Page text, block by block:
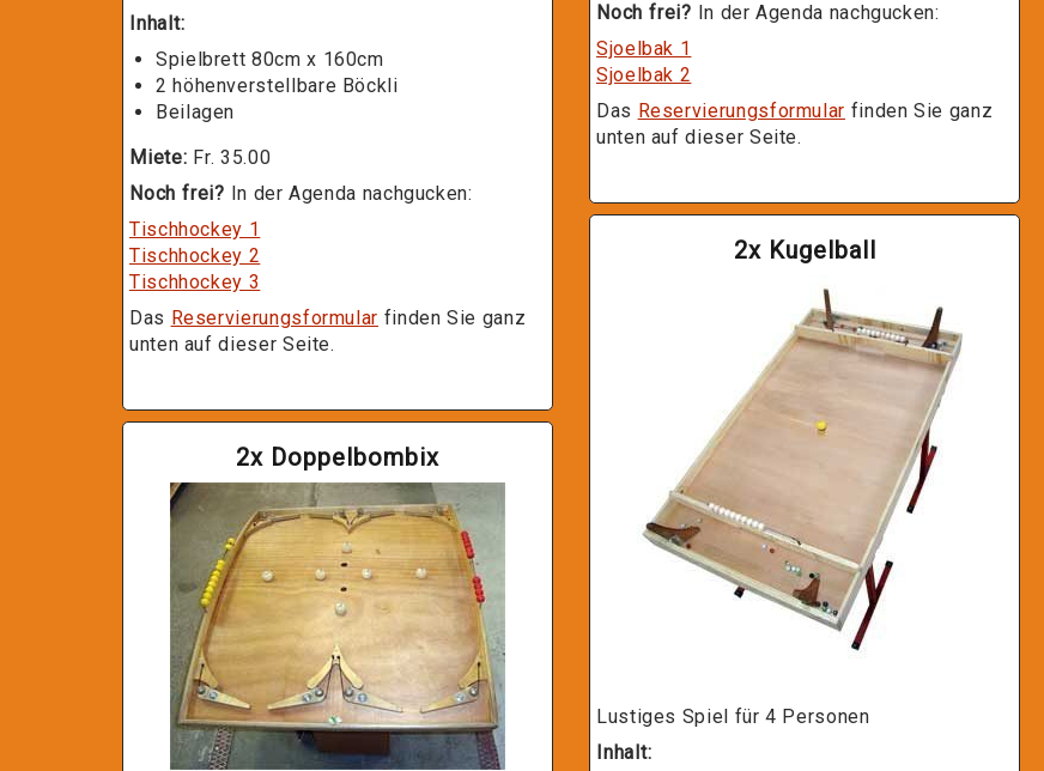
Inhalt:
Spielbrett 80cm x 160cm
2 höhenverstellbare Böckli
Beilagen
Miete: Fr. 35.00
Noch frei? In der Agenda nachgucken:
Tischhockey 1
Tischhockey 2
Tischhockey 3
Das Reservierungsformular finden Sie ganz
unten auf dieser Seite.
2x Doppelbombix
Noch frei? In der Agenda nachgucken:
Sjoelbak 1
Sjoelbak 2
Das Reservierungsformular finden Sie ganz
unten auf dieser Seite.
2x Kugelball
Lustiges Spiel für 4 Personen
Inhalt: